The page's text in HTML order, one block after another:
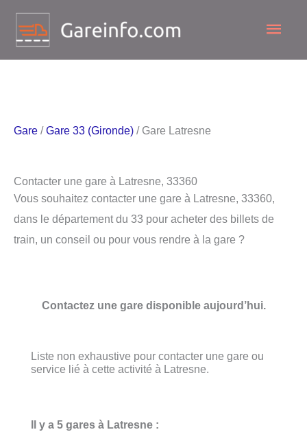
contenu
Gare /Gare 33 (Gironde) / Gare Latresne
Contacter une gare à Latresne, 33360
Vous souhaitez contacter une gare à Latresne, 33360,
dans le département du 33 pour acheter des billets de
train, un conseil ou pour vous rendre à la gare ?
Contactez une gare disponible aujourd’hui.
Liste non exhaustive pour contacter une gare ou
service lié à cette activité à Latresne.
Il y a 5 gares à Latresne :